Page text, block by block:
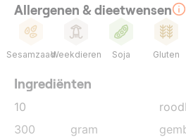
Allergenen & dieetwensen
SesamzaadWeekdieren Soja Gluten
Ingrediënten
10
300
gram